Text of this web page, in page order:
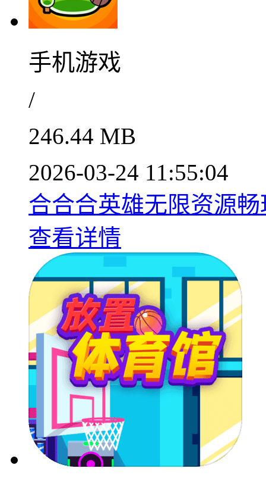
手机游戏
/
246.44 MB
2026-03-24 11:55:04
合合合英雄无限资源
查看详情